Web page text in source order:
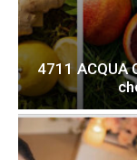
4711 ACQUA